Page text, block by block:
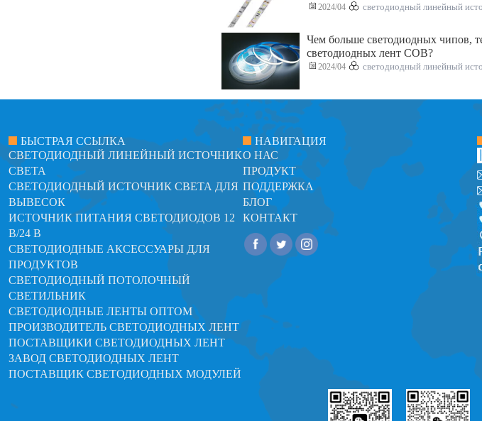
2024/04 светодиодный линейный
Чем больше светодиодных чипов,
светодиодных лент COB?
2024/04 светодиодный линейный
БЫСТРАЯ ССЫЛКА
СВЕТОДИОДНЫЙ ЛИНЕЙНЫЙ ИСТОЧНИК
СВЕТА
СВЕТОДИОДНЫЙ ИСТОЧНИК СВЕТА ДЛЯ
ВЫВЕСОК
ИСТОЧНИК ПИТАНИЯ СВЕТОДИОДОВ 12
В/24 В
СВЕТОДИОДНЫЕ АКСЕССУАРЫ ДЛЯ
ПРОДУКТОВ
СВЕТОДИОДНЫЙ ПОТОЛОЧНЫЙ
СВЕТИЛЬНИК
СВЕТОДИОДНЫЕ ЛЕНТЫ ОПТОМ
ПРОИЗВОДИТЕЛЬ СВЕТОДИОДНЫХ ЛЕНТ
ПОСТАВЩИКИ СВЕТОДИОДНЫХ ЛЕНТ
ЗАВОД СВЕТОДИОДНЫХ ЛЕНТ
ПОСТАВЩИК СВЕТОДИОДНЫХ МОДУЛЕЙ
НАВИГАЦИЯ
О НАС
ПРОДУКТ
ПОДДЕРЖКА
БЛОГ
КОНТАКТ